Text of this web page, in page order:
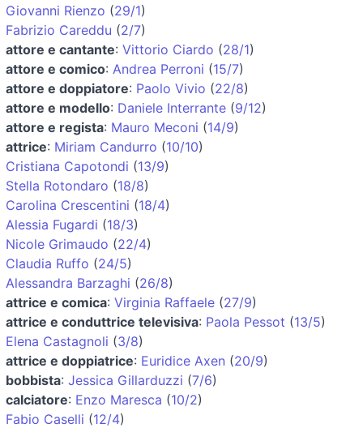
Giovanni Rienzo (29/1)
Fabrizio Careddu (2/7)
attore e cantante: Vittorio Ciardo (28/1)
attore e comico: Andrea Perroni (15/7)
attore e doppiatore: Paolo Vivio (22/8)
attore e modello: Daniele Interrante (9/12)
attore e regista: Mauro Meconi (14/9)
attrice: Miriam Candurro (10/10)
Cristiana Capotondi (13/9)
Stella Rotondaro (18/8)
Carolina Crescentini (18/4)
Alessia Fugardi (18/3)
Nicole Grimaudo (22/4)
Claudia Ruffo (24/5)
Alessandra Barzaghi (26/8)
attrice e comica: Virginia Raffaele (27/9)
attrice e conduttrice televisiva: Paola Pessot (13/5)
Elena Castagnoli (3/8)
attrice e doppiatrice: Euridice Axen (20/9)
bobbista: Jessica Gillarduzzi (7/6)
calciatore: Enzo Maresca (10/2)
Fabio Caselli (12/4)